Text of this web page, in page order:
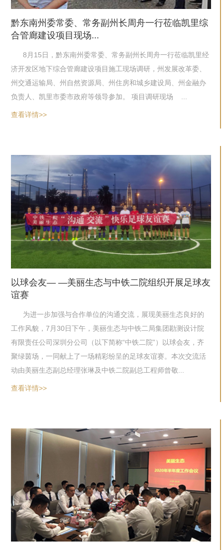
黔东南州委常委、常务副州长周舟一行莅临凯里综
合管廊建设项目现场...
8月15日，黔东南州委常委、常务副州长周舟一行莅临凯里经
济开发区地下综合管廊建设项目施工现场调研，州发展改革委、
州交通运输局、州自然资源局、州住房和城乡建设局、州金融办
负责人、凯里市委市政府等领导参加。 项目调研现场 ...
查看详情>>
以球会友— —美丽生态与中铁二院组织开展足球友
谊赛
为进一步加强与合作单位的沟通交流，展现美丽生态良好的
工作风貌，7月30日下午，美丽生态与中铁二局集团勘测设计院
有限责任公司深圳分公司（以下简称“中铁二院”）以球会友，齐
聚绿茵场，一同献上了一场精彩纷呈的足球友谊赛。本次交流活
动由美丽生态副总经理张琳及中铁二院副总工程师曾敬...
查看详情>>